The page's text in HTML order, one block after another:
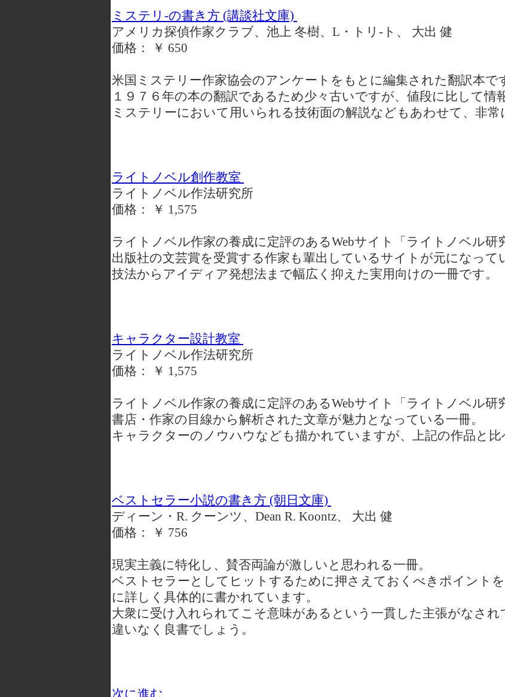
ミステリ-の書き方 (講談社文庫)
アメリカ探偵作家クラブ、池上 冬樹、L・トリ-ト、 大出 健
価格： ￥ 650
米国ミステリー作家協会のアンケートをもとに編集された翻訳本で
１９７６年の本の翻訳であるため少々古いですが、値段に比して情
ミステリーにおいて用いられる技術面の解説などもあわせて、非
ライトノベル創作教室
ライトノベル作法研究所
価格： ￥ 1,575
ライトノベル作家の養成に定評のあるWebサイト「ライトノベル研
出版社の文芸賞を受賞する作家も輩出しているサイトが元になって
技法からアイディア発想法まで幅広く抑えた実用向けの一冊です。
キャラクター設計教室
ライトノベル作法研究所
価格： ￥ 1,575
ライトノベル作家の養成に定評のあるWebサイト「ライトノベル研
書店・作家の目線から解析された文章が魅力となっている一冊。
キャラクターのノウハウなども描かれていますが、上記の作品と
ベストセラー小説の書き方 (朝日文庫)
ディーン・R. クーンツ、Dean R. Koontz、 大出 健
価格： ￥ 756
現実主義に特化し、賛否両論が激しいと思われる一冊。
ベストセラーとしてヒットするために押さえておくべきポイント
に詳しく具体的に書かれています。
大衆に受け入れられてこそ意味があるという一貫した主張がなさ
違いなく良書でしょう。
次に進む